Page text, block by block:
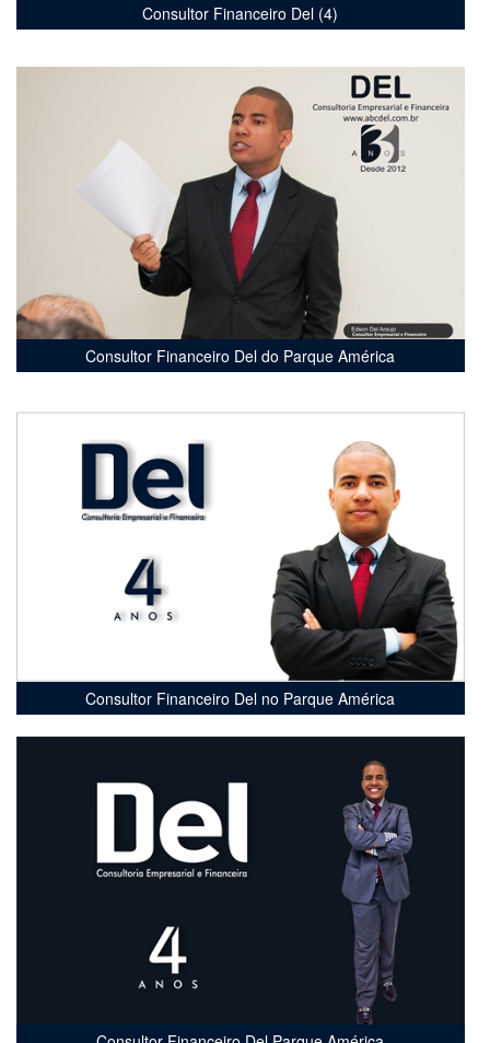
Consultor Financeiro Del (4)
Consultor Financeiro Del do Parque América
Consultor Financeiro Del no Parque América